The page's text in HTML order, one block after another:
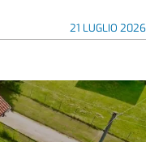
21 LUGLIO 2026